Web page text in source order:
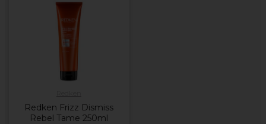
Redken Frizz Dismiss
Rebel Tame 250ml